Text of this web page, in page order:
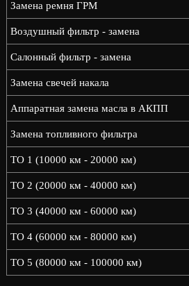
Замена ремня ГРМ
Воздушный фильтр - замена
Салонный фильтр - замена
Замена свечей накала
Аппаратная замена масла в АКПП
Замена топливного фильтра
ТО 1 (10000 км - 20000 км)
ТО 2 (20000 км - 40000 км)
ТО 3 (40000 км - 60000 км)
ТО 4 (60000 км - 80000 км)
ТО 5 (80000 км - 100000 км)